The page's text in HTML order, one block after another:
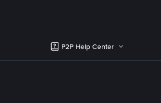
P2P Help Center